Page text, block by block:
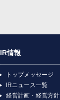
IR情報
トップメッセージ
IRニュース一覧
経営計画・経営方針